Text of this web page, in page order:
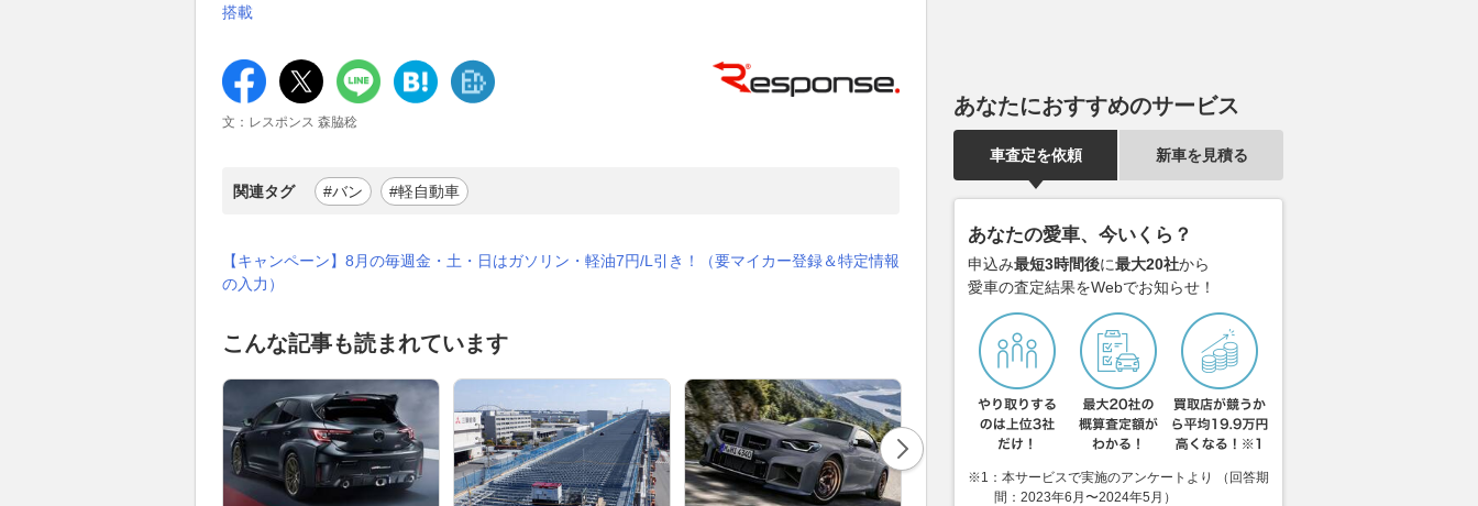
搭載
文：レスポンス 森脇稔
関連タグ #バン #軽自動車
【キャンペーン】8月の毎週金・土・日はガソリン・軽油7円/L引き！（要マイカー登録＆特定情報
の入力）
こんな記事も読まれています
あなたにおすすめのサービス
車査定を依頼 新車を見積る
あなたの愛車、今いくら？
申込み最短3時間後に最大20社から
愛車の査定結果をWebでお知らせ！
※1：本サービスで実施のアンケートより （回答期
間：2023年6月〜2024年5月）